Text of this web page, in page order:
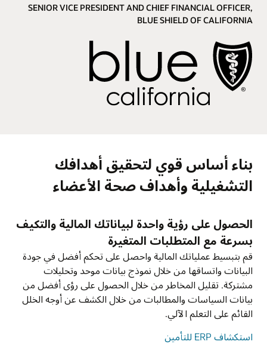
SENIOR VICE PRESIDENT AND CHIEF FINANCIAL OFFICER,
BLUE SHIELD OF CALIFORNIA
بناء أساس قوي لتحقيق أهدافك
التشغيلية وأهداف صحة الأعضاء
الحصول على رؤية واحدة لبياناتك المالية والتكيف
بسرعة مع المتطلبات المتغيرة
قم بتبسيط عملياتك المالية واحصل على تحكم أفضل في جودة
البيانات واتساقها من خلال نموذج بيانات موحد وتحليلات
مشتركة. تقليل المخاطر من خلال الحصول على رؤى أفضل من
بيانات السياسات والمطالبات من خلال الكشف عن أوجه الخلل
القائم على التعلم الآلي.
استكشاف ERP للتأمين